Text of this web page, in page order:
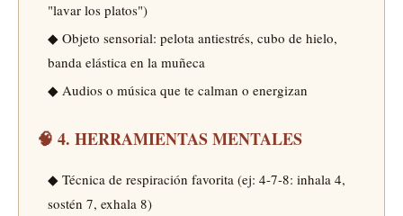
"lavar los platos")
◆ Objeto sensorial: pelota antiestrés, cubo de hielo,
banda elástica en la muñeca
◆ Audios o música que te calman o energizan
🧠 4. HERRAMIENTAS MENTALES
◆ Técnica de respiración favorita (ej: 4-7-8: inhala 4,
sostén 7, exhala 8)